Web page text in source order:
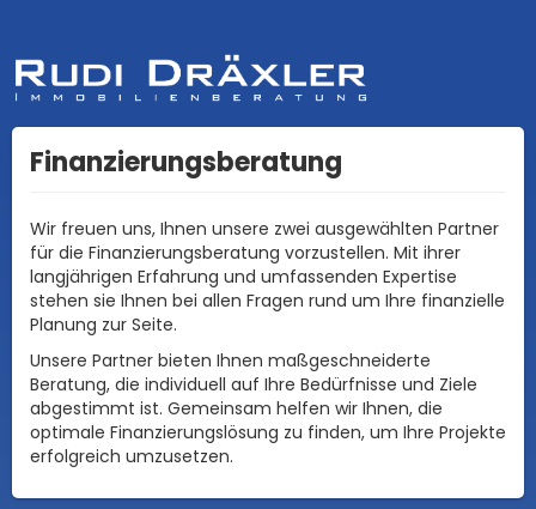
Finanzierungsberatung
Wir freuen uns, Ihnen unsere zwei ausgewählten Partner
für die Finanzierungsberatung vorzustellen. Mit ihrer
langjährigen Erfahrung und umfassenden Expertise
stehen sie Ihnen bei allen Fragen rund um Ihre finanzielle
Planung zur Seite.
Unsere Partner bieten Ihnen maßgeschneiderte
Beratung, die individuell auf Ihre Bedürfnisse und Ziele
abgestimmt ist. Gemeinsam helfen wir Ihnen, die
optimale Finanzierungslösung zu finden, um Ihre Projekte
erfolgreich umzusetzen.